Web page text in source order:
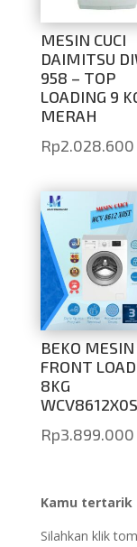
MESIN CUCI
DAIMITSU
958 – TOP
LOADING 9
MERAH
Rp2.028.600
BEKO MESIN
FRONT
8KG
Rp3.899.000
Kamu tertarik
Silahkan klik